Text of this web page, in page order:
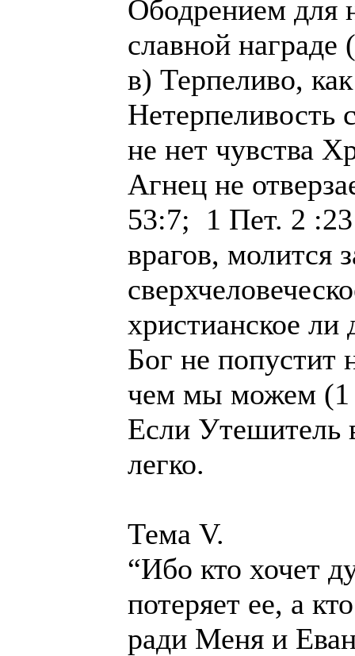
Ободрением для
славной
в) Терпеливо,
Нетерпеливость
не нет чувства
Агнец не
53:7; 1 Пет. 2
врагов, молитcя
христианское ли
Бог не попустит
чем мы можем (1
Если Утешитель
легко.
Тема V.
“Ибо кто хочет
потеряет ее, а
ради Меня и